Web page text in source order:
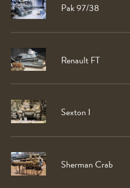
Pak 97/38
Renault FT
Sexton I
Sherman Crab